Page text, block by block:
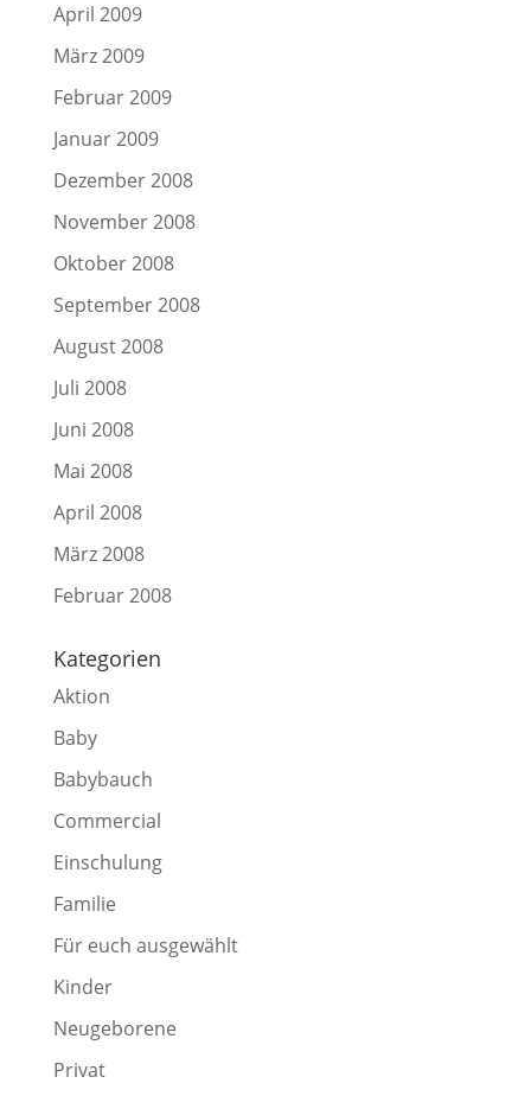
April 2009
März 2009
Februar 2009
Januar 2009
Dezember 2008
November 2008
Oktober 2008
September 2008
August 2008
Juli 2008
Juni 2008
Mai 2008
April 2008
März 2008
Februar 2008
Kategorien
Aktion
Baby
Babybauch
Commercial
Einschulung
Familie
Für euch ausgewählt
Kinder
Neugeborene
Privat